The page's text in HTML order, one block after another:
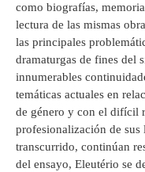
como biografías,
lectura de las mismas
las principales
dramaturgas de fines del
innumerables
temáticas actuales en
de género y con el difícil
profesionalización de sus
transcurrido, continúan
del ensayo, Eleutério se